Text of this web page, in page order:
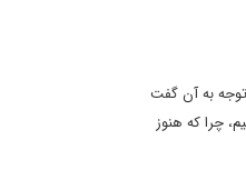
به آن گفت
چرا که هنوز